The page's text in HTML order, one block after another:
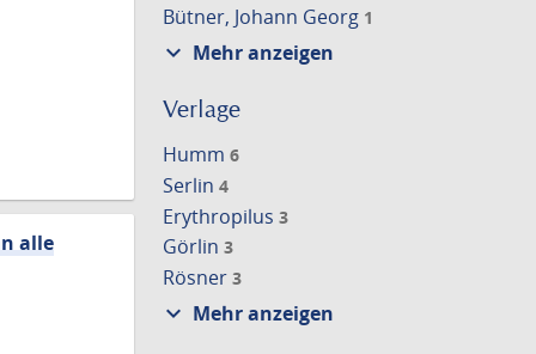
Bütner, Johann Georg 1
expand_more Mehr anzeigen
Verlage
Humm 6
Serlin 4
Erythropilus 3
Görlin 3
Rösner 3
expand_more Mehr anzeigen
alle